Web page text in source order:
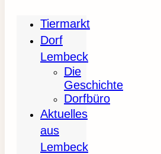
Tiermarkt
Dorf
Lembeck
Die
Geschichte
Dorfbüro
Aktuelles
aus
Lembeck